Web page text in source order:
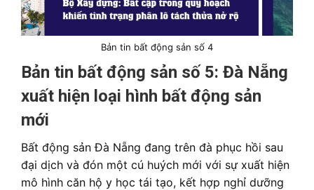
Bản tin bất động sản số 4
Bản tin bất động sản số 5: Đà Nẵng
xuất hiện loại hình bất động sản
mới
Bất động sản Đà Nẵng đang trên đà phục hồi sau
đại dịch và đón một cú huých mới với sự xuất hiện
mô hình căn hộ y học tái tạo, kết hợp nghỉ dưỡng